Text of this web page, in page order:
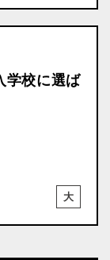
学校に選ば
大